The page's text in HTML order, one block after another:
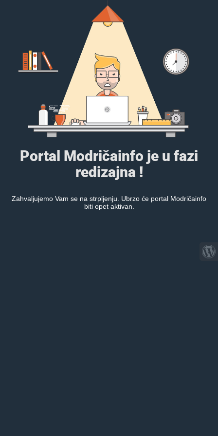
Portal Modričainfo je u fazi
redizajna !
Zahvaljujemo Vam se na strpljenju. Ubrzo će portal Modričainfo
biti opet aktivan.